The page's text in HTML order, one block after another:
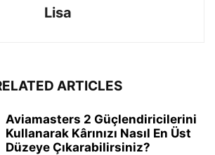
Lisa
ARTICLES
Aviamasters 2 Güçlendiricilerini
Kullanarak Kârınızı Nasıl En Üst
Düzeye Çıkarabilirsiniz?